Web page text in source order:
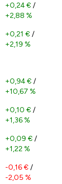
+0,24 € /
+2,88 %
+0,21 € /
+2,19 %
+0,94 € /
+10,67 %
+0,10 € /
+1,36 %
+0,09 € /
+1,22 %
-0,16 € /
-2,05 %